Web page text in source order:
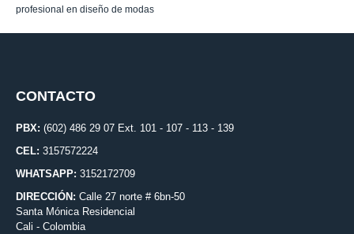
profesional en diseño de modas
CONTACTO
PBX: (602) 486 29 07 Ext. 101 - 107 - 113 - 139
CEL: 3157572224
WHATSAPP: 3152172709
DIRECCIÓN: Calle 27 norte # 6bn-50
Santa Mónica Residencial
Cali - Colombia